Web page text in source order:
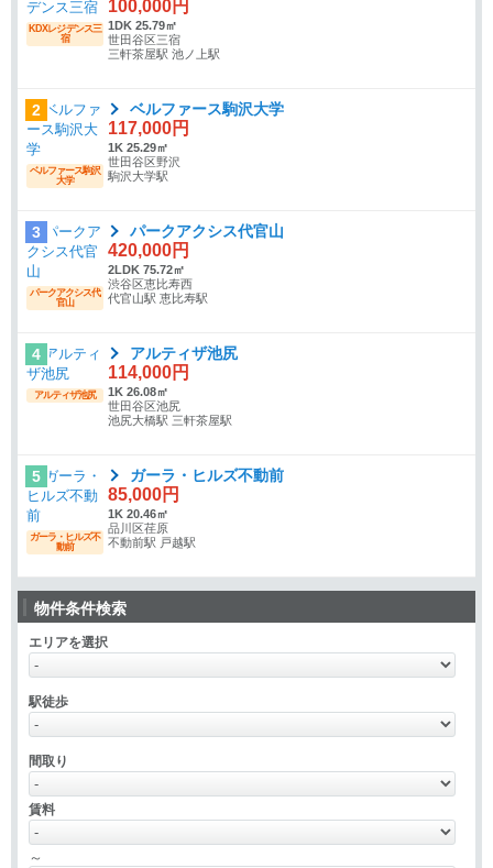
KDXレジデンス三
宿
100,000円
1DK 25.79㎡
世田谷区三宿
三軒茶屋駅 池ノ上駅
2
ベルファース駒沢
大学
ベルファース駒沢大学
117,000円
1K 25.29㎡
世田谷区野沢
駒沢大学駅
3
パークアクシス代
官山
パークアクシス代官山
420,000円
2LDK 75.72㎡
渋谷区恵比寿西
代官山駅 恵比寿駅
4
アルティザ池尻
アルティザ池尻
114,000円
1K 26.08㎡
世田谷区池尻
池尻大橋駅 三軒茶屋駅
5
ガーラ・ヒルズ不
動前
ガーラ・ヒルズ不動前
85,000円
1K 20.46㎡
品川区荏原
不動前駅 戸越駅
物件条件検索
エリアを選択
駅徒歩
間取り
賃料
～